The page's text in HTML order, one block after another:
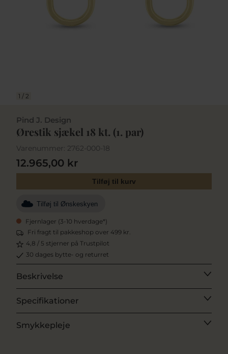
1 / 2
Pind J. Design
Ørestik sjækel 18 kt. (1. par)
Varenummer: 2762-000-18
12.965,00 kr
Tilføj til kurv
Tilføj til Ønskeskyen
Fjernlager (3-10 hverdage*)
Fri fragt til pakkeshop over 499 kr.
4,8 / 5 stjerner på Trustpilot
30 dages bytte- og returret
Beskrivelse
Specifikationer
Smykkepleje